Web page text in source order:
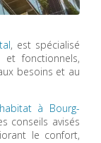
, est spécialisé
et fonctionnels,
besoins et au
à Bourg-
conseils avisés
le confort,